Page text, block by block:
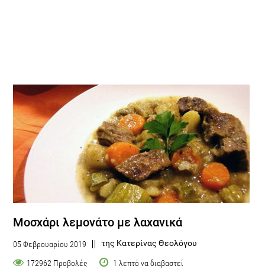
Μοσχάρι λεμονάτο με λαχανικά
05 Φεβρουαρίου 2019 της Κατερίνας Θεολόγου
172962 Προβολές 1 λεπτό να διαβαστεί